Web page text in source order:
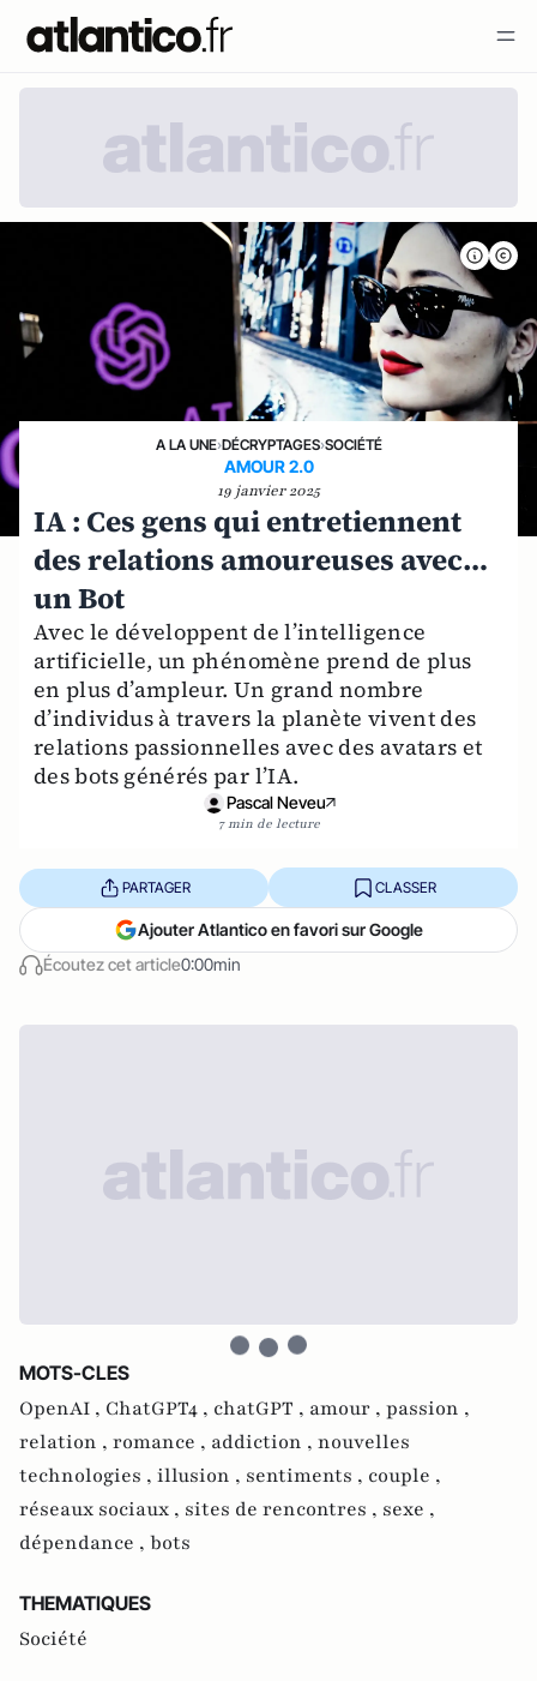
A LA UNE›DÉCRYPTAGES›SOCIÉTÉ
AMOUR 2.0
19 janvier 2025
IA : Ces gens qui entretiennent
des relations amoureuses avec…
un Bot
Avec le développent de l’intelligence
artificielle, un phénomène prend de plus
en plus d’ampleur. Un grand nombre
d’individus à travers la planète vivent des
relations passionnelles avec des avatars et
des bots générés par l’IA.
Pascal Neveu
7 min de lecture
Écoutez cet article0:00min
PARTAGER CLASSER
Ajouter Atlantico en favori sur Google
MOTS-CLES
OpenAI , ChatGPT4 , chatGPT , amour , passion ,
relation , romance , addiction , nouvelles
technologies , illusion , sentiments , couple ,
réseaux sociaux , sites de rencontres , sexe ,
dépendance , bots
THEMATIQUES
Société